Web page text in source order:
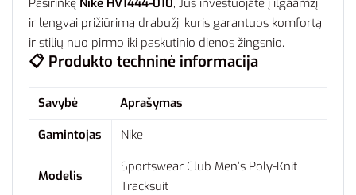
Pasirinkę Nike HV1444-010, Jūs investuojate į ilgaamžį
ir lengvai prižiūrimą drabužį, kuris garantuos komfortą
ir stilių nuo pirmo iki paskutinio dienos žingsnio.
📋 Produkto techninė informacija
Savybė
Aprašymas
Gamintojas
Nike
Modelis
Sportswear Club Men’s Poly-Knit
Tracksuit